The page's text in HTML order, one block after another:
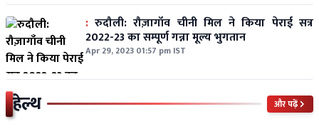
: रुदौली: रौज़ागाँव चीनी मिल ने किया पेराई सत्र
2022-23 का सम्पूर्ण गन्ना मूल्य भुगतान
Apr 29, 2023 01:57 pm IST
हेल्थ और पढ़ें